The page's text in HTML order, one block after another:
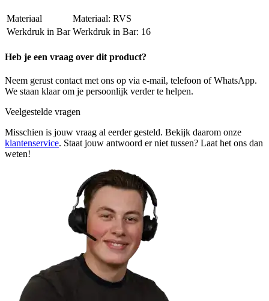
Materiaal
RVS
Werkdruk in Bar
16
Heb je een vraag over dit product?
Neem gerust contact met ons op via e-mail, telefoon of WhatsApp.
We staan klaar om je persoonlijk verder te helpen.
Veelgestelde vragen
Misschien is jouw vraag al eerder gesteld. Bekijk daarom onze
klantenservice. Staat jouw antwoord er niet tussen? Laat het ons dan
weten!